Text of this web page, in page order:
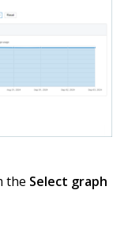
the Select graph